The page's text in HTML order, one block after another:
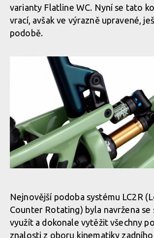
Novinka: Zcela nový Rocky Mountain Altitude -
LC2R
Novinka: Zcela nový Rocky Mountain Altitude -
varianty Flatline WC. Nyní se tato
vrací, avšak ve výrazně upravené,
podobě.
Novinka: Zcela nový Rocky Mountain Altitude -
LC2R
Nejnovější podoba systému LC2R
Counter Rotating) byla navržena se
využít a dokonale vytěžit všechny
znalosti z oboru kinematiky zadního